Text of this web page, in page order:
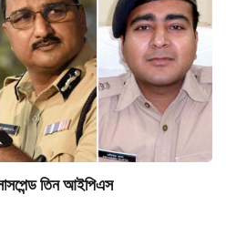
তিন আইপিএস